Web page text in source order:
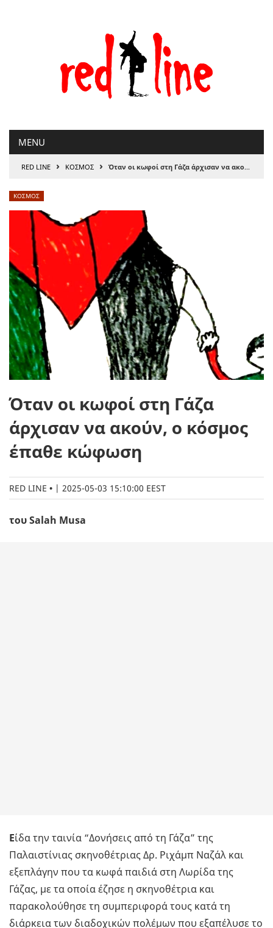
MENU
RED LINE › ΚΟΣΜΟΣ › Όταν οι κωφοί στη Γάζα άρχισαν να ακούν, ο κόσμος έπαθε κώφωση
ΚΟΣΜΟΣ
Όταν οι κωφοί στη Γάζα
άρχισαν να ακούν, ο κόσμος
έπαθε κώφωση
RED LINE | 2025-05-03 15:10:00 EEST
του Salah Musa
Είδα την ταινία “Δονήσεις από τη Γάζα” της
Παλαιστίνιας σκηνοθέτριας Δρ. Ριχάμπ Ναζάλ και
εξεπλάγην που τα κωφά παιδιά στη Λωρίδα της
Γάζας, με τα οποία έζησε η σκηνοθέτρια και
παρακολούθησε τη συμπεριφορά τους κατά τη
διάρκεια των διαδοχικών πολέμων που εξαπέλυσε το